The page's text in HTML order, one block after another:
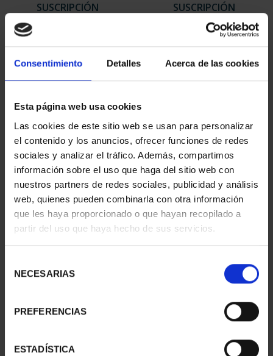
Consentimiento Detalles Acerca de las cookies
Esta página web usa cookies
Las cookies de este sitio web se usan para personalizar
el contenido y los anuncios, ofrecer funciones de redes
sociales y analizar el tráfico. Además, compartimos
información sobre el uso que haga del sitio web con
nuestros partners de redes sociales, publicidad y análisis
web, quienes pueden combinarla con otra información
que les haya proporcionado o que hayan recopilado a
partir del uso que haya hecho de sus servicios.
NECESARIAS
PREFERENCIAS
ESTADÍSTICA
SUSCRIPCIÓN
949,00 €
Sólo para usuarios
registrados
SUSCRIPCIÓN
CAPITALES DE
PROVINCIA 2
949,00 €
Sólo para usuarios
registrados
SUSCRIPCIÓN
CAPITALES DE
949,00 €
registrados
SUSCRIPCIÓN
CAPITALES DE
949,00 €
registrados